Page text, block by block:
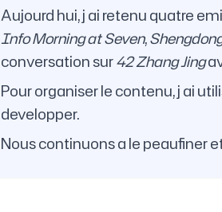
Aujourd hui, j ai retenu quatre
Info Morning at Seven,
conversation sur42 Zhang Jing
Pour organiser le contenu, j ai
developper.
Nous continuons a le peaufiner